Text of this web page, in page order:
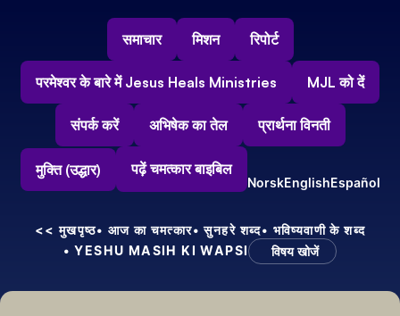
समाचार मिशन रिपोर्ट
परमेश्वर के बारे में Jesus Heals Ministries MJL को दें
संपर्क करें अभिषेक का तेल प्रार्थना विनती
मुक्ति (उद्धार) पढ़ें चमत्कार बाइबिल
NorskEnglishEspañol
<< मुखपृष्ठ• आज का चमत्कार• सुनहरे शब्द• भविष्यवाणी के शब्द
• YESHU MASIH KI WAPSI
विषय खोजें